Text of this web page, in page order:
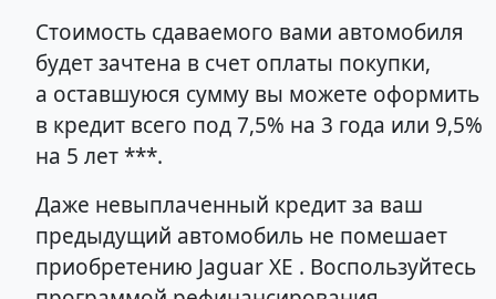
Стоимость сдаваемого вами автомобиля
будет зачтена в счет оплаты покупки,
а оставшуюся сумму вы можете оформить
в кредит всего под 7,5% на 3 года или 9,5%
на 5 лет ***.
Даже невыплаченный кредит за ваш
предыдущий автомобиль не помешает
приобретению Jaguar XE . Воспользуйтесь